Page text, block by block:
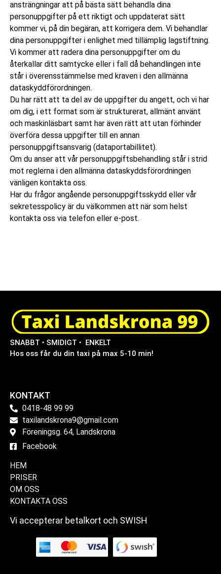
ansträngningar att på bästa sätt behandla dina
personuppgifter på ett riktigt och uppdaterat sätt
kommer vi, på din begäran, att korrigera dem. Vi behandlar
dina personuppgifter i enlighet med tillämplig lagstiftning.
Vi kommer att radera dina personuppgifter om du
återkallar ditt samtycke eller i fall då behandlingen inte
står i överensstämmelse med kraven i den allmänna
dataskyddförordningen.
Du har rätt att ta del av de uppgifter du angett, och vi har
om dig, i ett format som är strukturerat, allmänt använt
och maskinläsbart samt har även rätt att utan förhinder
överföra dessa uppgifter till en annan
personuppgiftsansvarig (dataportabillitet).
Om du anser att vår personuppgiftsbehandling står i strid
mot reglerna i den allmänna dataskyddsförordningen
vänligen kontakta oss.
Har du frågor angående personuppgiftsskydd eller vår
sekretesspolicy är du välkommen att när som helst
kontakta oss via telefon eller e-post.
SNABBT • SMIDIGT • ENKELT
Hos oss får du din taxi på max 5-10 min!
KONTAKT
0418-48 99 99
taxilandskrona9@gmail.com
Föreningsg. 64, Landskrona
Facebook
HEM
PRISER
OM OSS
KONTAKTA OSS
Vi accepterar betalkort och SWISH